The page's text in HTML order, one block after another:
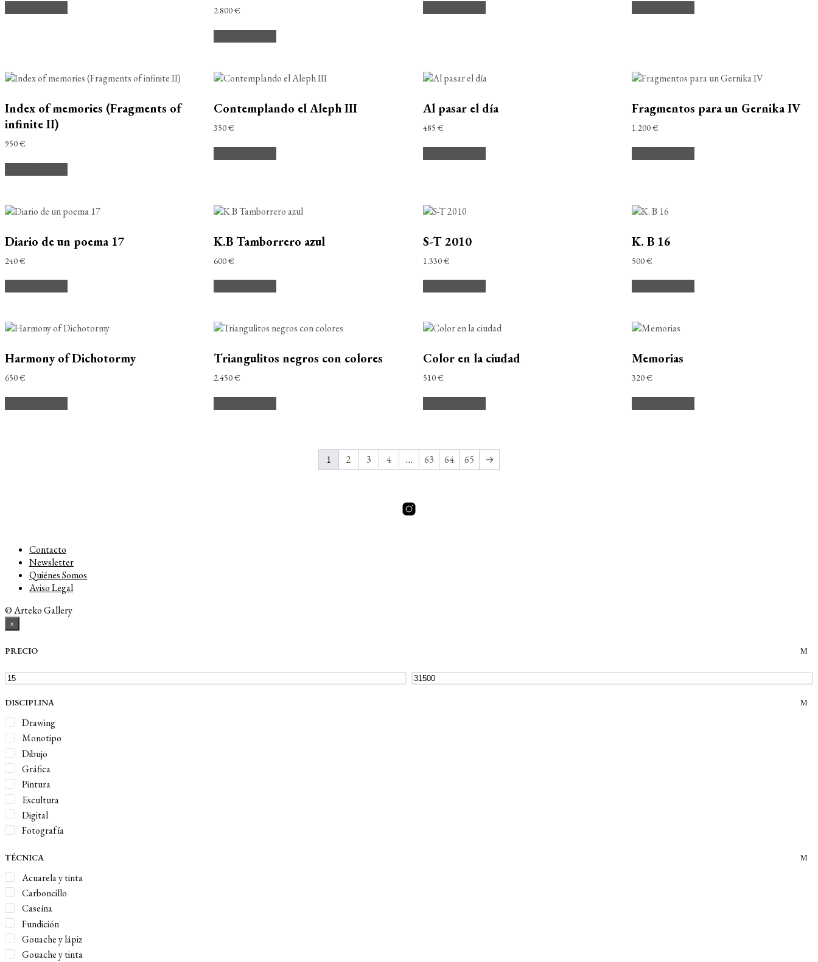
2.800€
Index of memories (Fragments of
infinite II)
950€
Contemplando el Aleph III
350€
Al pasar el día
485€
Fragmentos para un Gernika IV
1.200€
Diario de un poema 17
240€
K.B Tamborrero azul
600€
S-T 2010
1.330€
K. B 16
500€
Harmony of Dichotormy
650€
Triangulitos negros con colores
2.450€
Color en la ciudad
510€
Memorias
320€
1 2 3 4 … 63 64 65 →
Contacto
Newsletter
Quiénes Somos
Aviso Legal
© Arteko Gallery
×
PRECIO
DISCIPLINA
Drawing
Monotipo
Dibujo
Gráfica
Pintura
Escultura
Digital
Fotografía
TÉCNICA
Acuarela y tinta
Carboncillo
Caseína
Fundición
Gouache y lápiz
Gouache y tinta